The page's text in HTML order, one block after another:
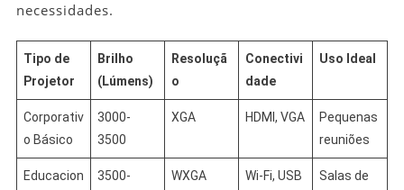
necessidades.
Tipo de
Projetor
Brilho
(Lúmens)
Resoluçã
o
Conectivi
dade
Uso Ideal
Corporativ
o Básico
3000-
3500
XGA HDMI, VGA
Pequenas
reuniões
Educacion
3500-
WXGA Wi-Fi, USB
Salas de